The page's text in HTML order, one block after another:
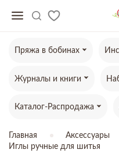
Пряжа в бобинах
Журналы и книги
Каталог-Распродажа
Главная
Аксессуары
Иглы ручные для шитья